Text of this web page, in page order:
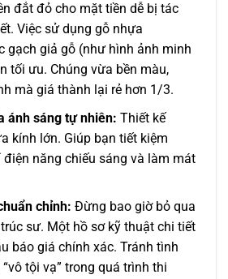
đắt đỏ cho mặt tiền dễ bị tác
Việc sử dụng gỗ nhựa
gạch giả gỗ (như hình ảnh minh
tối ưu. Chúng vừa bền màu,
mà giá thành lại rẻ hơn 1/3.
ánh sáng tự nhiên: Thiết kế
kính lớn. Giúp bạn tiết kiệm
năng chiếu sáng và làm mát
chỉnh: Đừng bao giờ bỏ qua
sư. Một hồ sơ kỹ thuật chi tiết
báo giá chính xác. Tránh tình
tội vạ” trong quá trình thi